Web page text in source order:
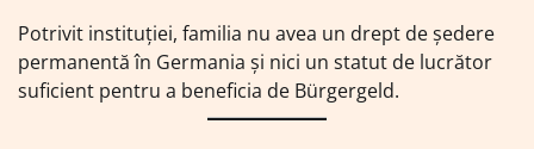
Potrivit instituției, familia nu avea un drept de ședere
permanentă în Germania și nici un statut de lucrător
suficient pentru a beneficia de Bürgergeld.